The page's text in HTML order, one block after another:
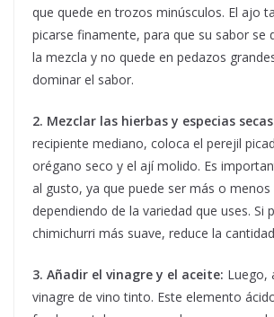
que quede en trozos minúsculos. El ajo
picarse finamente, para que su sabor se
la mezcla y no quede en pedazos
dominar el sabor.
2. Mezclar las hierbas y especias
recipiente mediano, coloca el perejil
orégano seco y el ají molido. Es
al gusto, ya que puede ser más o menos
dependiendo de la variedad que uses. Si
chimichurri más suave, reduce la
3. Añadir el vinagre y el aceite: Luego,
vinagre de vino tinto. Este elemento